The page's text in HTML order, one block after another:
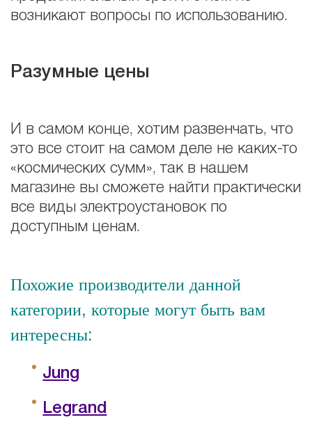
возникают вопросы по использованию.
Разумные цены
И в самом конце, хотим развенчать, что
это все стоит на самом деле не каких-то
«космических сумм», так в нашем
магазине вы сможете найти практически
все виды электроустановок по
доступным ценам.
Похожие производители данной
категории, которые могут быть вам
интересны:
Jung
Legrand